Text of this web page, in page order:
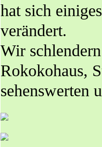
hat sich
verändert.
Wir
Rokokohaus,
sehenswerten